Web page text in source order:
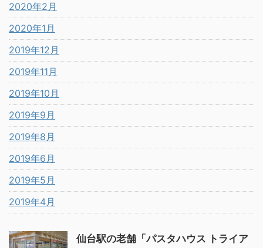
2020年2月
2020年1月
2019年12月
2019年11月
2019年10月
2019年9月
2019年8月
2019年6月
2019年5月
2019年4月
仙台駅の老舗「パスタハウス トライア